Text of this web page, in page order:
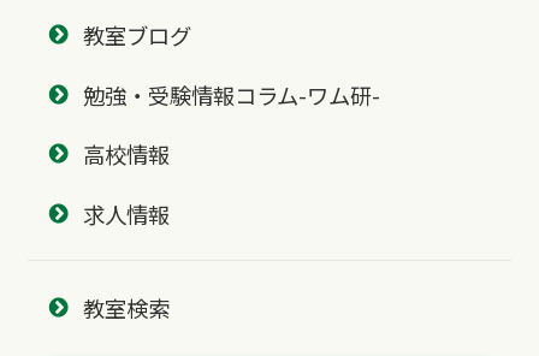
教室ブログ
勉強・受験情報コラム-ワム研-
高校情報
求人情報
教室検索